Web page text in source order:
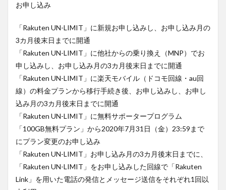
お申し込み
「Rakuten UN-LIMIT」に新規お申し込みし、お申し込み月の
3カ月後末日までに開通
「Rakuten UN-LIMIT」に他社からの乗り換え（MNP）でお
申し込みし、お申し込み月の3カ月後末日までに開通
「Rakuten UN-LIMIT」に楽天モバイル（ドコモ回線・au回
線）の料金プランから移行手続き後、お申し込みし、お申し
込み月の3カ月後末日までに開通
「Rakuten UN-LIMIT」に無料サポータープログラム
「100GB無料プラン」から2020年7月31日（金）23:59まで
にプラン変更のお申し込み
「Rakuten UN-LIMIT」お申し込み月の3カ月後末日までに、
「Rakuten UN-LIMIT」をお申し込みした回線で「Rakuten
Link」を用いた電話の発信とメッセージ送信をそれぞれ1回以